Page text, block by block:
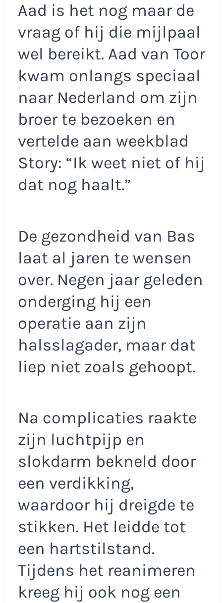
Aad is het nog maar de
vraag of hij die mijlpaal
wel bereikt. Aad van Toor
kwam onlangs speciaal
naar Nederland om zijn
broer te bezoeken en
vertelde aan weekblad
Story: “Ik weet niet of hij
dat nog haalt.”
De gezondheid van Bas
laat al jaren te wensen
over. Negen jaar geleden
onderging hij een
operatie aan zijn
halsslagader, maar dat
liep niet zoals gehoopt.
Na complicaties raakte
zijn luchtpijp en
slokdarm bekneld door
een verdikking,
waardoor hij dreigde te
stikken. Het leidde tot
een hartstilstand.
Tijdens het reanimeren
kreeg hij ook nog een